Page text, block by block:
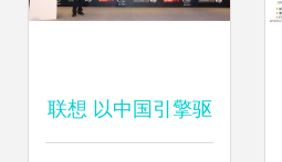
联想 以中国引擎驱